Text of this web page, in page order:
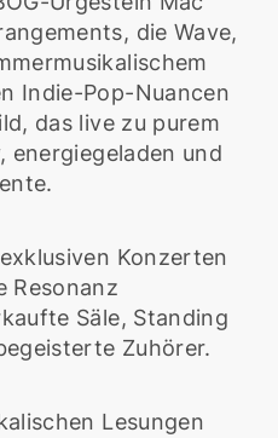
die Wave,
Indie-Pop-Nuancen
das live zu purem
energiegeladen und
Konzerten
Resonanz
Säle, Standing
Zuhörer.
Lesungen